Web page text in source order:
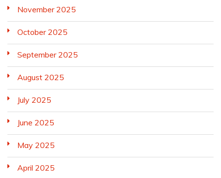
November 2025
October 2025
September 2025
August 2025
July 2025
June 2025
May 2025
April 2025